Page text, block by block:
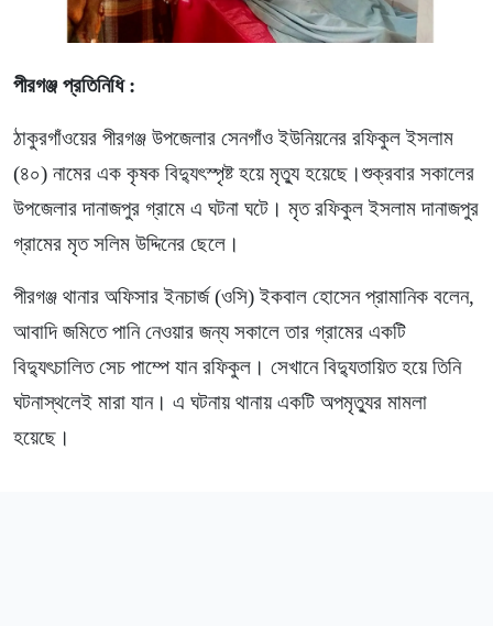
পীরগঞ্জ প্রতিনিধি :
ঠাকুরগাঁওয়ের পীরগঞ্জ উপজেলার সেনগাঁও ইউনিয়নের রফিকুল ইসলাম
(৪০) নামের এক কৃষক বিদ্যুৎস্পৃষ্ট হয়ে মৃত্যু হয়েছে।শুক্রবার সকালের
উপজেলার দানাজপুর গ্রামে এ ঘটনা ঘটে। মৃত রফিকুল ইসলাম দানাজপুর
গ্রামের মৃত সলিম উদ্দিনের ছেলে।
পীরগঞ্জ থানার অফিসার ইনচার্জ (ওসি) ইকবাল হোসেন প্রামানিক বলেন,
আবাদি জমিতে পানি নেওয়ার জন্য সকালে তার গ্রামের একটি
বিদ্যুৎচালিত সেচ পাম্পে যান রফিকুল। সেখানে বিদ্যুতায়িত হয়ে তিনি
ঘটনাস্থলেই মারা যান। এ ঘটনায় থানায় একটি অপমৃত্যুর মামলা
হয়েছে।